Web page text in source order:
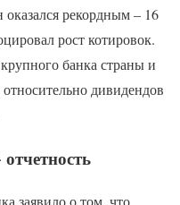
рекордным – 16
рост котировок.
банка страны и
дивидендов